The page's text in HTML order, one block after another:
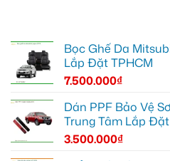
Bọc Ghế Da
Lắp Đặt TPHCM
7.500.000₫
Dán PPF Bảo Vệ
Trung Tâm Lắp
3.500.000₫